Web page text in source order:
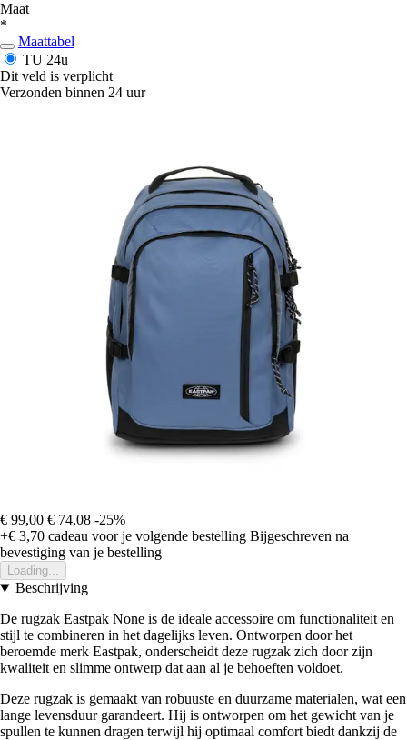
Maat
*
Maattabel
TU 24u
Dit veld is verplicht
Verzonden binnen 24 uur
€ 99,00 € 74,08 -25%
+€ 3,70 cadeau voor je volgende bestelling Bijgeschreven na
bevestiging van je bestelling
Loading...
Beschrijving
De rugzak Eastpak None is de ideale accessoire om functionaliteit en
stijl te combineren in het dagelijks leven. Ontworpen door het
beroemde merk Eastpak, onderscheidt deze rugzak zich door zijn
kwaliteit en slimme ontwerp dat aan al je behoeften voldoet.
Deze rugzak is gemaakt van robuuste en duurzame materialen, wat een
lange levensduur garandeert. Hij is ontworpen om het gewicht van je
spullen te kunnen dragen terwijl hij optimaal comfort biedt dankzij de